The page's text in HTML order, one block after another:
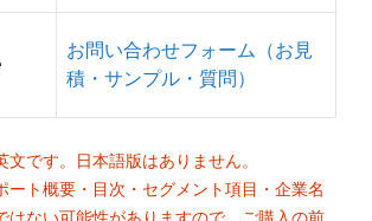
お問い合わせフォーム（お見
積・サンプル・質問）
です。日本語版はありません。
ト概要・目次・セグメント項目・企業名